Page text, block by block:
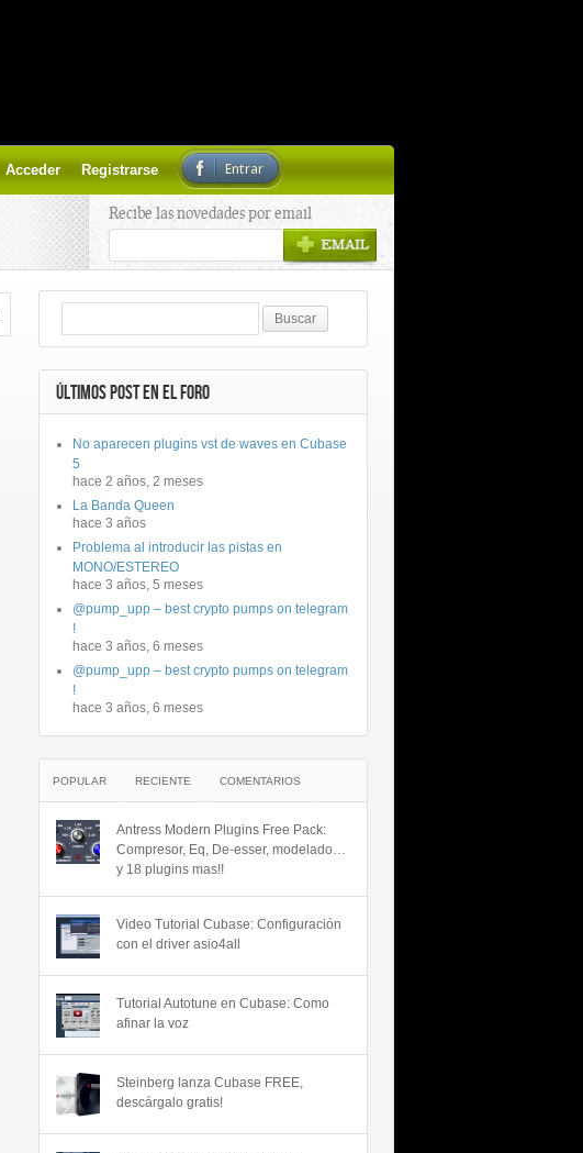
Acceder Registrarse Entrar
Recibe las novedades por email
ÚLTIMOS POST EN EL FORO
No aparecen plugins vst de waves en Cubase
5
hace 2 años, 2 meses
La Banda Queen
hace 3 años
Problema al introducir las pistas en
MONO/ESTEREO
hace 3 años, 5 meses
@pump_upp – best crypto pumps on telegram
!
hace 3 años, 6 meses
@pump_upp – best crypto pumps on telegram
!
hace 3 años, 6 meses
POPULAR RECIENTE COMENTARIOS
Antress Modern Plugins Free Pack:
Compresor, Eq, De-esser, modelado…
y 18 plugins mas!!
Video Tutorial Cubase: Configuración
con el driver asio4all
Tutorial Autotune en Cubase: Como
afinar la voz
Steinberg lanza Cubase FREE,
descárgalo gratis!